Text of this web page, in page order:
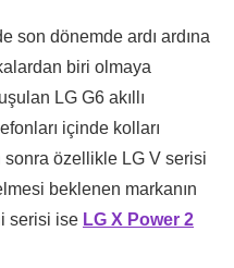
son dönemde ardı ardına
biri olmaya
LG G6 akıllı
içinde kolları
sonra özellikle LG V serisi
beklenen markanın
serisi ise LG X Power 2